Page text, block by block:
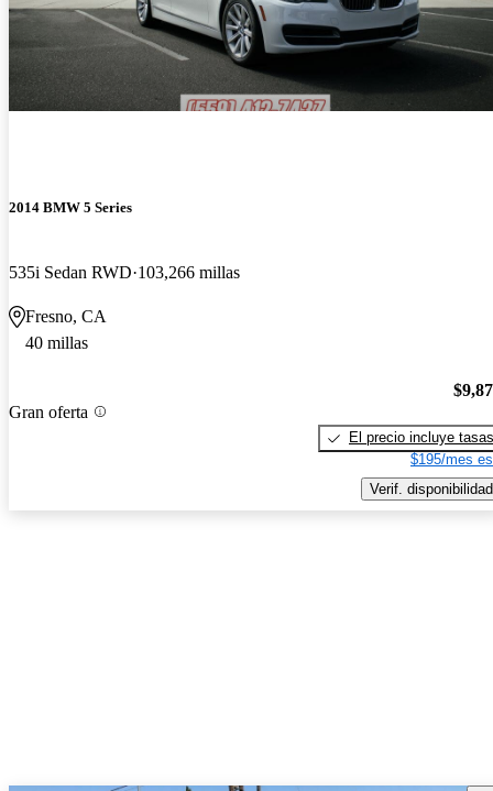
2014 BMW 5 Series
535i Sedan RWD 103,266 millas
Fresno, CA
40 millas
Gran oferta
El precio incluye tasas
$195/mes
Verif. disponibilidad